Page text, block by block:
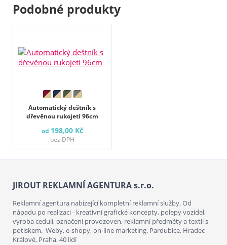
Podobné produkty
Automatický deštník s
dřevěnou rukojetí 96cm
od 198,00 Kč
bez DPH
JIROUT REKLAMNÍ AGENTURA s.r.o.
Reklamní agentura nabízející kompletní reklamní služby. Od
nápadu po realizaci - kreativní grafické koncepty, polepy vozidel,
výroba cedulí, označení provozoven, reklamní předměty a textil s
potiskem. Weby, e-shopy, on-line marketing. Pardubice, Hradec
Králové, Praha. 40 lidí